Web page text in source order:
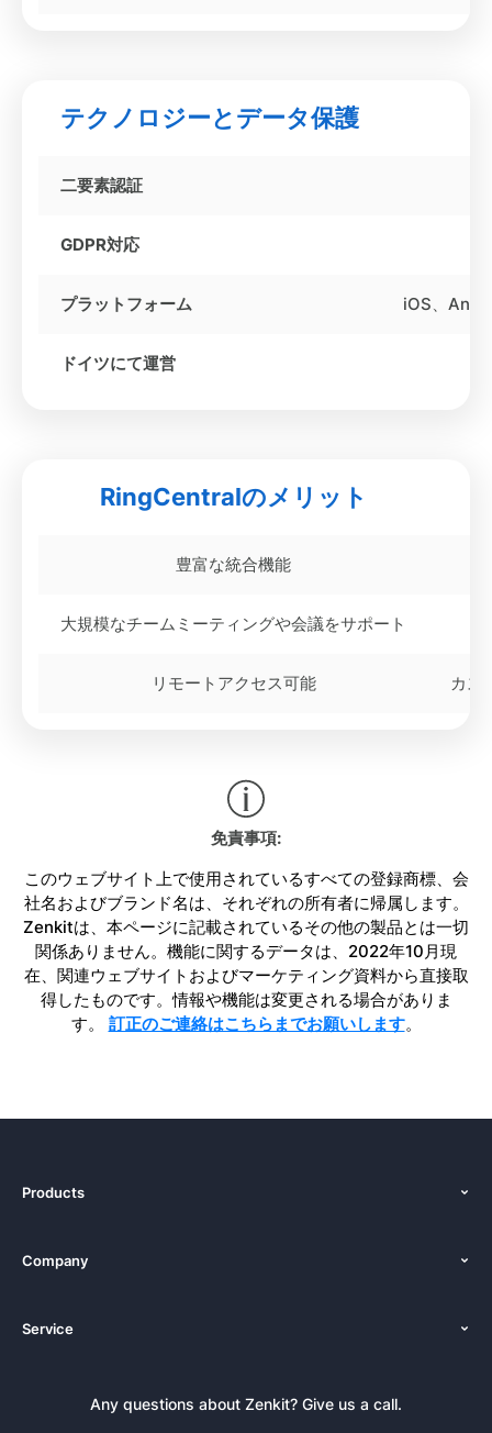
テクノロジーとデータ保護
二要素認証
GDPR対応
プラットフォーム iOS、
ドイツにて運営
RingCentralのメリット
豊富な統合機能
大規模なチームミーティングや会議をサポート
リモートアクセス可能 カス
免責事項:
このウェブサイト上で使用されているすべての登録商標、会
社名およびブランド名は、それぞれの所有者に帰属します。
Zenkitは、本ページに記載されているその他の製品とは一切
関係ありません。機能に関するデータは、2022年10月現
在、関連ウェブサイトおよびマーケティング資料から直接取
得したものです。情報や機能は変更される場合がありま
す。 訂正のご連絡はこちらまでお願いします。
Products
価格設定
デモのご予約
Company
ニュースルーム
Service
ニュースレターAny questions about Zenkit? Give us a call.